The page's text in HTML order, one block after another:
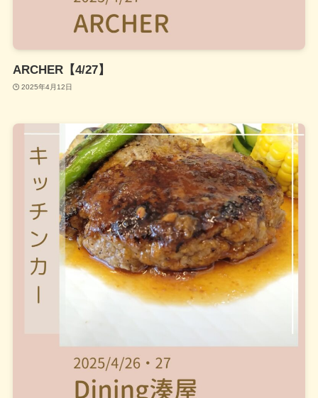
ARCHER【4/27】
2025年4月12日